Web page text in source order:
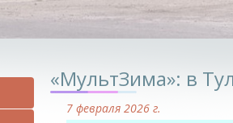
«МультЗима»: в
7 февраля 2026 г.